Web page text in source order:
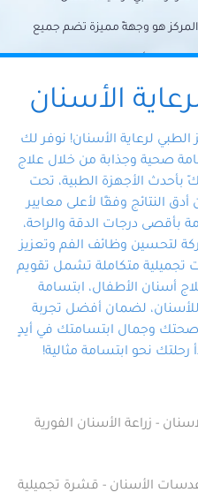
المركز هو وجهةً مميزة تضم جميع
احتياجات الأسنان تحت سقف واحد،
وتضمن لك حلاً شاملًا لجميع
المتخصص ذوي الخبرة، ستجد نفسك
في أيد أمينة تلبي احتياجاتك بكل
احترافية ودقة.
الأسنان
لرعاية الأسنان! نوفر لك
صحية وجذابة من خلال علاج
الأجهزة الطبية، تحت
النتائج وفقًا لأعلى معايير
بأقصى درجات الدقة والراحة،
لتحسين وظائف الفم وتعزيز
تجميلية متكاملة تشمل تقويم
أسنان الأطفال، ابتسامة
لضمان أفضل تجربة
صحتك وجمال ابتسامتك في أيدٍ
رحلتك نحو ابتسامة مثالية!
- زراعة الأسنان الفورية
عدسات الأسنان - قشرة تجميلية